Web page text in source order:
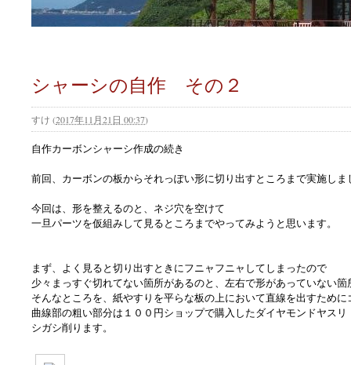
シャーシの自作 その２
すけ (2017年11月21日 00:37)
自作カーボンシャーシ作成の続き
前回、カーボンの板からそれっぽい形に切り出すところまで実施しま
今回は、形を整えるのと、ネジ穴を空けて
一旦パーツを仮組みして見るところまでやってみようと思います。
まず、よく見ると切り出すときにフニャフニャしてしまったので
少々まっすぐ切れてない箇所があるのと、左右で形があっていない箇
そんなところを、紙やすりを平らな板の上において直線を出すために
曲線部の粗い部分は１００円ショップで購入したダイヤモンドヤス
シガシ削ります。